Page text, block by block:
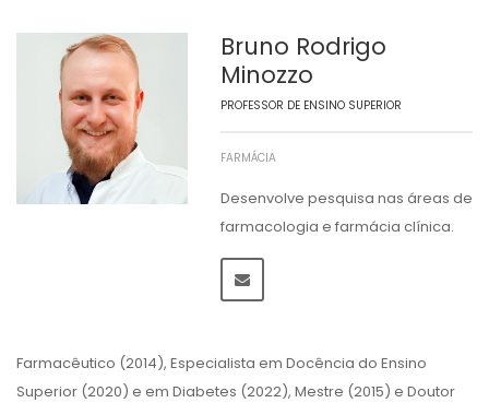
Bruno Rodrigo
Minozzo
PROFESSOR DE ENSINO SUPERIOR
FARMÁCIA
Desenvolve pesquisa nas áreas de
farmacologia e farmácia clínica.
Farmacêutico (2014), Especialista em Docência do Ensino
Superior (2020) e em Diabetes (2022), Mestre (2015) e Doutor